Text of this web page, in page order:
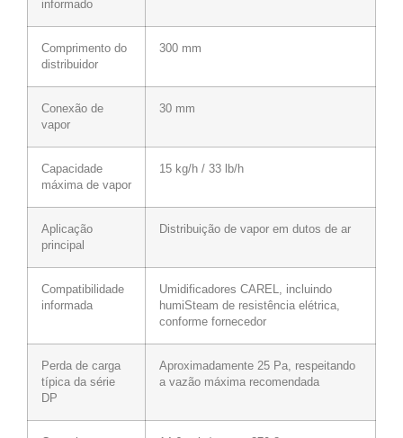
informado
Comprimento do
distribuidor
300 mm
Conexão de
vapor
30 mm
Capacidade
máxima de vapor
15 kg/h / 33 lb/h
Aplicação
principal
Distribuição de vapor em dutos de ar
Compatibilidade
informada
Umidificadores CAREL, incluindo
humiSteam de resistência elétrica,
conforme fornecedor
Perda de carga
típica da série
DP
Aproximadamente 25 Pa, respeitando
a vazão máxima recomendada